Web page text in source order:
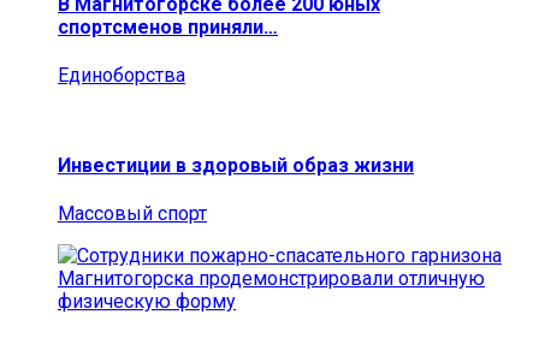
спортсменов приняли…
Единоборства
Инвестиции в здоровый образ жизни
Массовый спорт